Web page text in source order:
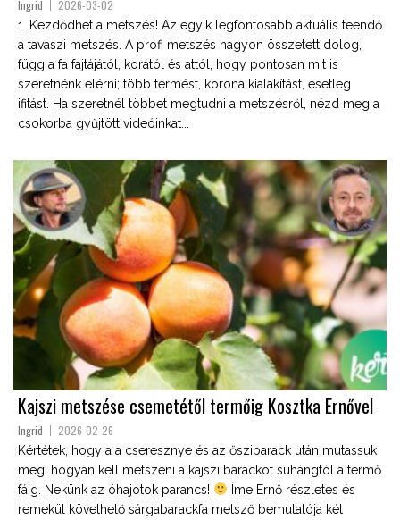
Ingrid 2026-03-02
1. Kezdődhet a metszés! Az egyik legfontosabb aktuális teendő
a tavaszi metszés. A profi metszés nagyon összetett dolog,
függ a fa fajtájától, korától és attól, hogy pontosan mit is
szeretnénk elérni; több termést, korona kialakítást, esetleg
ifitást. Ha szeretnél többet megtudni a metszésről, nézd meg a
csokorba gyűjtött videóinkat...
Kajszi metszése csemetétől termőig Kosztka Ernővel
Ingrid 2026-02-26
Kértétek, hogy a a cseresznye és az őszibarack után mutassuk
meg, hogyan kell metszeni a kajszi barackot suhángtól a termő
fáig. Nekünk az óhajotok parancs!
Íme Ernő részletes és
remekül követhető sárgabarackfa metsző bemutatója két